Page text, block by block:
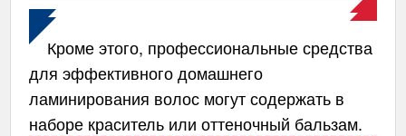
Кроме этого, профессиональные средства
для эффективного домашнего
ламинирования волос могут содержать в
наборе краситель или оттеночный бальзам.